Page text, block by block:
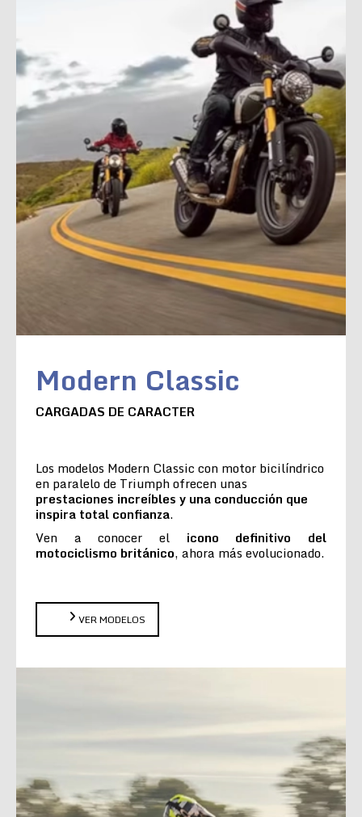
Modern Classic
CARGADAS DE CARACTER
Los modelos Modern Classic con motor bicilíndrico
en paralelo de Triumph ofrecen unas
prestaciones increíbles y una conducción que
inspira total confianza.
Ven a conocer el icono definitivo del
motociclismo británico, ahora más evolucionado.
VER MODELOS